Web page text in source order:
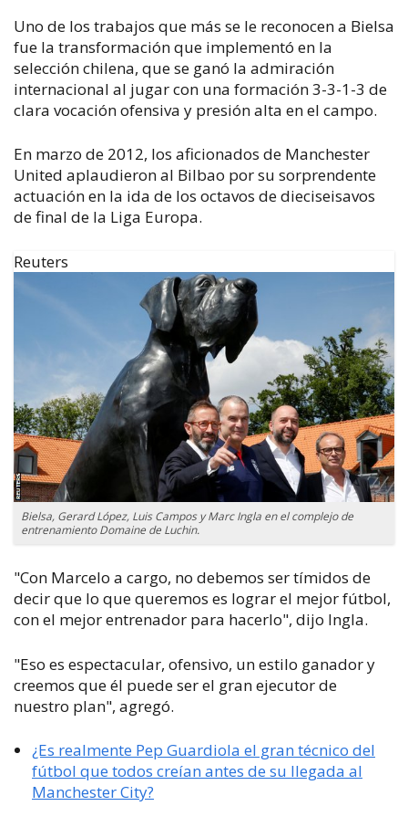
Uno de los trabajos que más se le reconocen a Bielsa
fue la transformación que implementó en la
selección chilena, que se ganó la admiración
internacional al jugar con una formación 3-3-1-3 de
clara vocación ofensiva y presión alta en el campo.
En marzo de 2012, los aficionados de Manchester
United aplaudieron al Bilbao por su sorprendente
actuación en la ida de los octavos de dieciseisavos
de final de la Liga Europa.
Reuters
Bielsa, Gerard López, Luis Campos y Marc Ingla en el complejo de
entrenamiento Domaine de Luchin.
"Con Marcelo a cargo, no debemos ser tímidos de
decir que lo que queremos es lograr el mejor fútbol,
con el mejor entrenador para hacerlo", dijo Ingla.
"Eso es espectacular, ofensivo, un estilo ganador y
creemos que él puede ser el gran ejecutor de
nuestro plan", agregó.
¿Es realmente Pep Guardiola el gran técnico del
fútbol que todos creían antes de su llegada al
Manchester City?